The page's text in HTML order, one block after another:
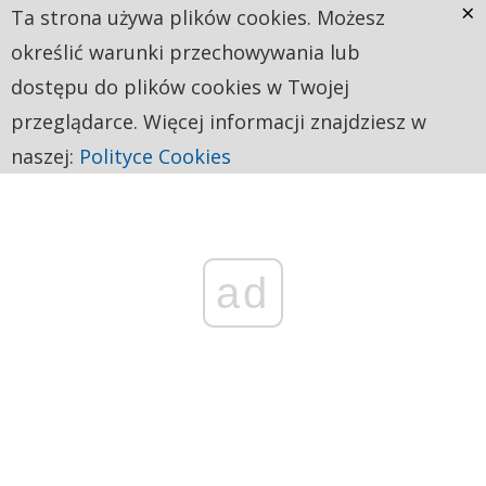
ad
Ta strona używa plików cookies. Możesz
określić warunki przechowywania lub
dostępu do plików cookies w Twojej
przeglądarce. Więcej informacji znajdziesz w
naszej: Polityce Cookies
×